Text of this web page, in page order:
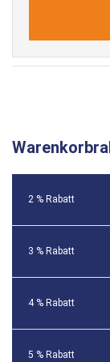
2 % Rabatt
3 % Rabatt
4 % Rabatt
5 % Rabatt